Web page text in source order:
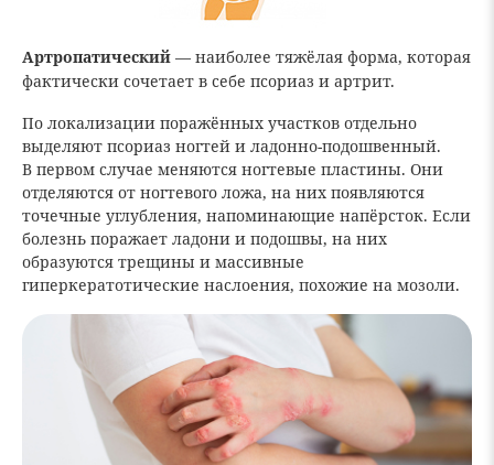
Артропатический — наиболее тяжёлая форма, которая
фактически сочетает в себе псориаз и артрит.
По локализации поражённых участков отдельно
выделяют псориаз ногтей и ладонно-подошвенный.
В первом случае меняются ногтевые пластины. Они
отделяются от ногтевого ложа, на них появляются
точечные углубления, напоминающие напёрсток. Если
болезнь поражает ладони и подошвы, на них
образуются трещины и массивные
гиперкератотические наслоения, похожие на мозоли.